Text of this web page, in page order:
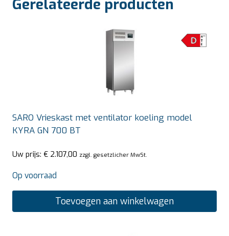
Gerelateerde producten
SARO Vrieskast met ventilator koeling model
KYRA GN 700 BT
Uw prijs: € 2.107,00 zzgl. gesetzlicher MwSt.
Op voorraad
Toevoegen aan winkelwagen